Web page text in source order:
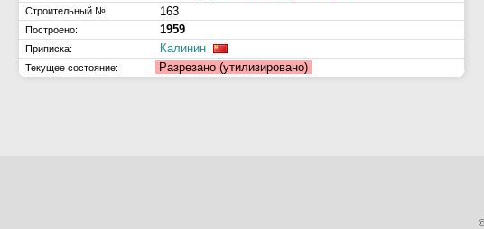
Строительный №:
163
Построено: 1959
Приписка: Калинин
Текущее состояние: Разрезано (утилизировано)